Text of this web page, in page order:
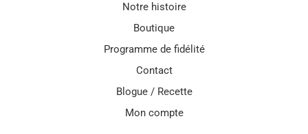
Notre histoire
Boutique
Programme de fidélité
Contact
Blogue / Recette
Mon compte